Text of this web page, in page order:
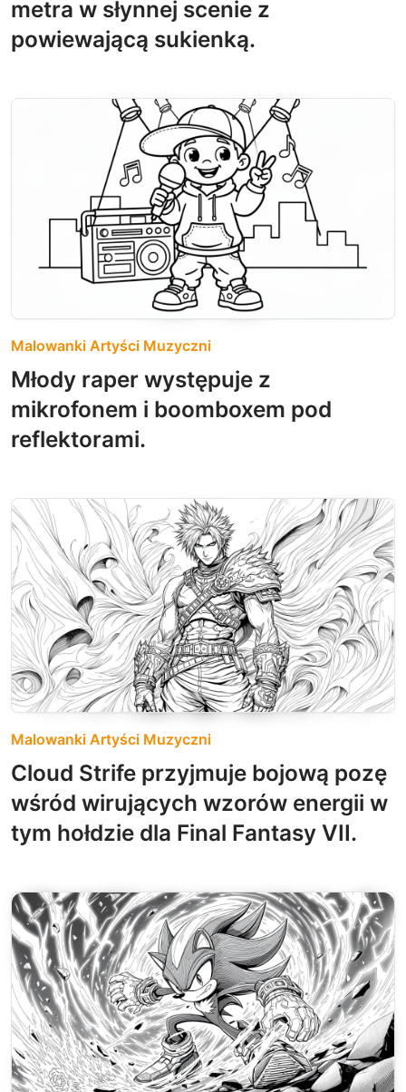
metra w słynnej scenie z
powiewającą sukienką.
Malowanki Artyści Muzyczni
Młody raper występuje z
mikrofonem i boomboxem pod
reflektorami.
Malowanki Artyści Muzyczni
Cloud Strife przyjmuje bojową pozę
wśród wirujących wzorów energii w
tym hołdzie dla Final Fantasy VII.